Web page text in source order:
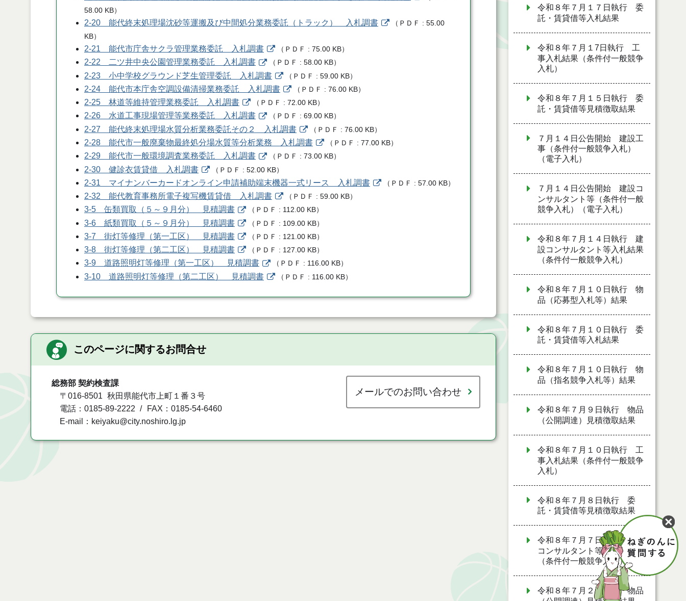
58.00 KB）
2-20 能代終末処理場沈砂等運搬及び中間処分業務委託（トラック） 入札調書 （ ＰＤＦ
55.00
KB）
2-21 能代市庁舎サクラ管理業務委託 入札調書 （ ＰＤＦ 75.00 KB）
2-22 二ツ井中央公園管理業務委託 入札調書 （ ＰＤＦ 58.00 KB）
2-23 小中学校グラウンド芝生管理委託 入札調書 （ ＰＤＦ 59.00 KB）
2-24 能代市本庁舎空調設備清掃業務委託 入札調書 （ ＰＤＦ 76.00 KB）
2-25 林道等維持管理業務委託 入札調書 （ ＰＤＦ 72.00 KB）
2-26 水道工事現場管理等業務委託 入札調書 （ ＰＤＦ 69.00 KB）
2-27 能代終末処理場水質分析業務委託その２ 入札調書 （ ＰＤＦ 76.00 KB）
2-28 能代市一般廃棄物最終処分場水質等分析業務 入札調書 （ ＰＤＦ 77.00 KB）
2-29 能代市一般環境調査業務委託 入札調書 （ ＰＤＦ 73.00 KB）
2-30 健診衣賃貸借 入札調書 （ ＰＤＦ 52.00 KB）
2-31 マイナンバーカードオンライン申請補助端末機器一式リース 入札調書 （ ＰＤＦ 57.00 KB）
2-32 能代教育事務所電子複写機賃貸借 入札調書 （ ＰＤＦ 59.00 KB）
3-5 缶類買取（５～９月分） 見積調書 （ ＰＤＦ 112.00 KB）
3-6 紙類買取（５～９月分） 見積調書 （ ＰＤＦ 109.00 KB）
3-7 街灯等修理（第一工区） 見積調書 （ ＰＤＦ 121.00 KB）
3-8 街灯等修理（第二工区） 見積調書 （ ＰＤＦ 127.00 KB）
3-9 道路照明灯等修理（第一工区） 見積調書 （ ＰＤＦ 116.00 KB）
3-10 道路照明灯等修理（第二工区） 見積調書 （ ＰＤＦ 116.00 KB）
このページに関するお問合せ
総務部 契約検査課
〒016-8501
秋田県能代市上町１番３号
電話：0185-89-2222
FAX：0185-54-6460
E-mail：keiyaku@city.noshiro.lg.jp
メールでのお問い合わせ
令和８年７月１７日執行 委
託・賃貸借等入札結果
令和８年７月１7日執行 工
事入札結果（条件付一般競争
入札）
令和８年７月１５日執行 委
託・賃貸借等見積徴取結果
７月１４日公告開始 建設工
事（条件付一般競争入札）
（電子入札）
７月１４日公告開始 建設コ
ンサルタント等（条件付一般
競争入札）（電子入札）
令和８年７月１４日執行 建
設コンサルタント等入札結果
（条件付一般競争入札）
令和８年７月１０日執行 物
品（応募型入札等）結果
令和８年７月１０日執行 委
託・賃貸借等入札結果
令和８年７月１０日執行 物
品（指名競争入札等）結果
令和８年７月９日執行 物品
（公開調達）見積徴取結果
令和８年７月１０日執行 工
事入札結果（条件付一般競争
入札）
令和８年７月８日執行 委
託・賃貸借等見積徴取結果
令和８年７月７日執行 建設
コンサルタント等入札結果
（条件付一般競争入札）
令和８年７月２日執行 物品